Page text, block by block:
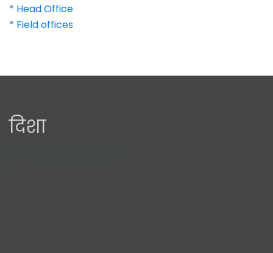
* Head Office
* Field offices
दिशा